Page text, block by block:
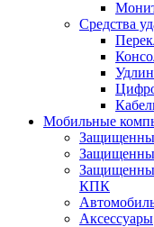
Средства
Мобильные
КПК
Аксессуары